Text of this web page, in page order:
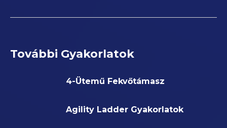
További Gyakorlatok
4-Ütemű Fekvőtámasz
Agility Ladder Gyakorlatok